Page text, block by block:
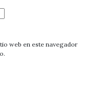
web en este navegador